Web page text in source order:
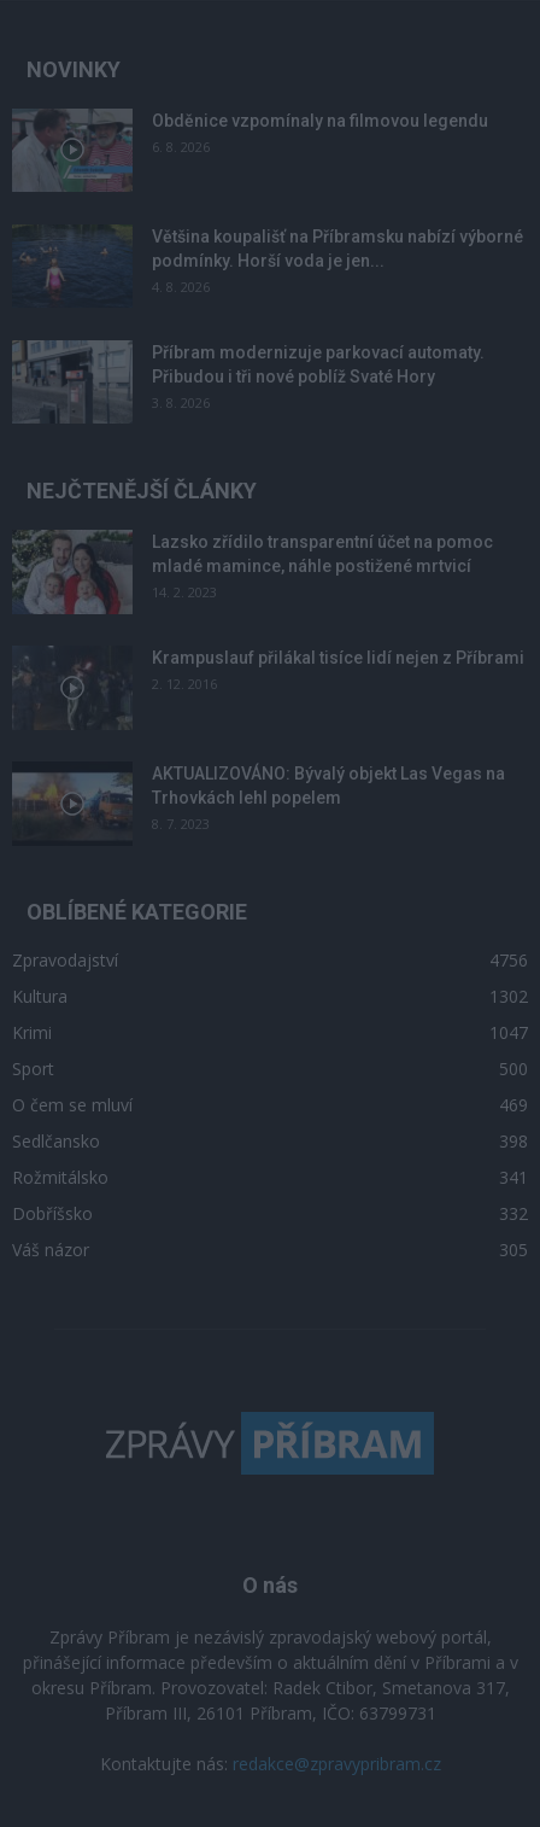
NOVINKY
Obděnice vzpomínaly na filmovou legendu
6. 8. 2026
Většina koupališť na Příbramsku nabízí výborné
podmínky. Horší voda je jen...
4. 8. 2026
Příbram modernizuje parkovací automaty.
Přibudou i tři nové poblíž Svaté Hory
3. 8. 2026
NEJČTENĚJŠÍ ČLÁNKY
Lazsko zřídilo transparentní účet na pomoc
mladé mamince, náhle postižené mrtvicí
14. 2. 2023
Krampuslauf přilákal tisíce lidí nejen z Příbrami
2. 12. 2016
AKTUALIZOVÁNO: Bývalý objekt Las Vegas na
Trhovkách lehl popelem
8. 7. 2023
OBLÍBENÉ KATEGORIE
Zpravodajství
4756
Kultura
1302
Krimi
1047
Sport
500
O čem se mluví
469
Sedlčansko
398
Rožmitálsko
341
Dobříšsko
332
Váš názor
305
O nás
Zprávy Příbram je nezávislý zpravodajský webový portál,
přinášející informace především o aktuálním dění v Příbrami a v
okresu Příbram. Provozovatel: Radek Ctibor, Smetanova 317,
Příbram III, 26101 Příbram, IČO: 63799731
Kontaktujte nás: redakce@zpravypribram.cz